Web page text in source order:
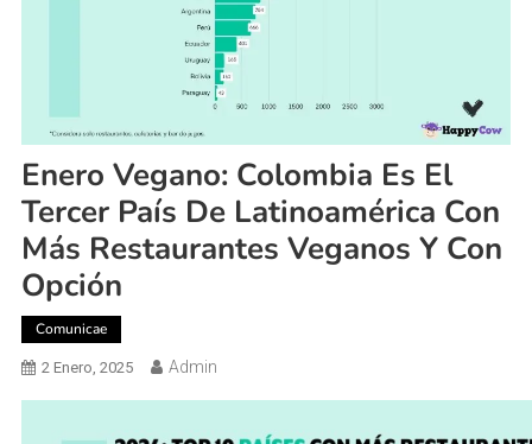
Enero Vegano: Colombia Es El
Tercer País De Latinoamérica Con
Más Restaurantes Veganos Y Con
Opción
Comunicae
2 Enero, 2025 Admin